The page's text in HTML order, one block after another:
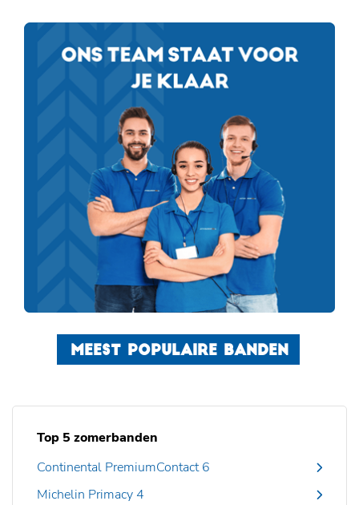
MEEST POPULAIRE BANDEN
Top 5 zomerbanden
Continental PremiumContact 6
Michelin Primacy 4